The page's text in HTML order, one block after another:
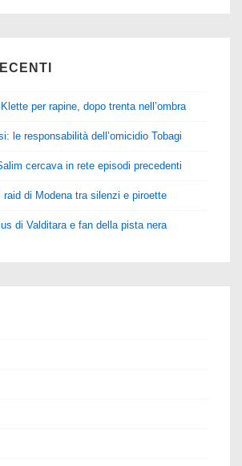
per rapine, dopo trenta nell’ombra
le responsabilità dell’omicidio Tobagi
cercava in rete episodi precedenti
di Modena tra silenzi e piroette
di Valditara e fan della pista nera